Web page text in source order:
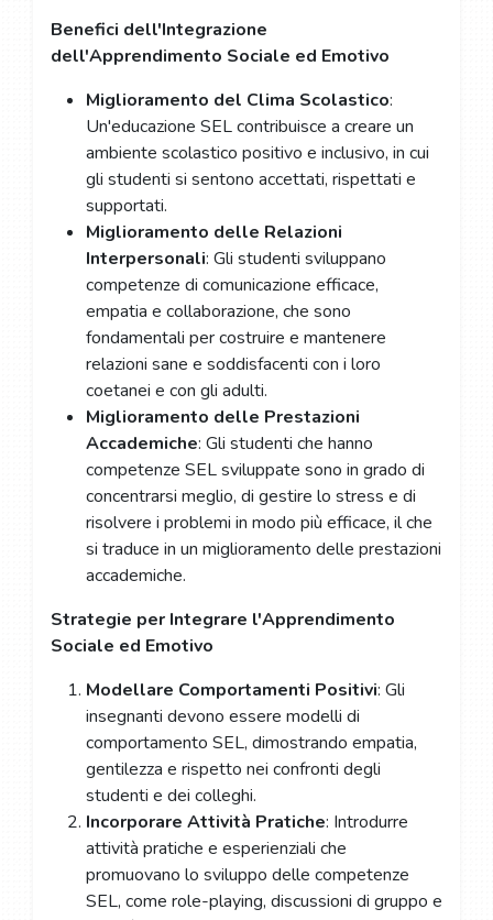
Benefici dell'Integrazione
dell'Apprendimento Sociale ed Emotivo
Miglioramento del Clima Scolastico:
Un'educazione SEL contribuisce a creare un
ambiente scolastico positivo e inclusivo, in cui
gli studenti si sentono accettati, rispettati e
supportati.
Miglioramento delle Relazioni
Interpersonali: Gli studenti sviluppano
competenze di comunicazione efficace,
empatia e collaborazione, che sono
fondamentali per costruire e mantenere
relazioni sane e soddisfacenti con i loro
coetanei e con gli adulti.
Miglioramento delle Prestazioni
Accademiche: Gli studenti che hanno
competenze SEL sviluppate sono in grado di
concentrarsi meglio, di gestire lo stress e di
risolvere i problemi in modo più efficace, il che
si traduce in un miglioramento delle prestazioni
accademiche.
Strategie per Integrare l'Apprendimento
Sociale ed Emotivo
Modellare Comportamenti Positivi: Gli
insegnanti devono essere modelli di
comportamento SEL, dimostrando empatia,
gentilezza e rispetto nei confronti degli
studenti e dei colleghi.
Incorporare Attività Pratiche: Introdurre
attività pratiche e esperienziali che
promuovano lo sviluppo delle competenze
SEL, come role-playing, discussioni di gruppo e